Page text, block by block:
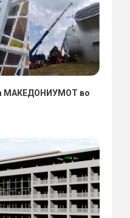
МАКЕДОНИУМОТ во